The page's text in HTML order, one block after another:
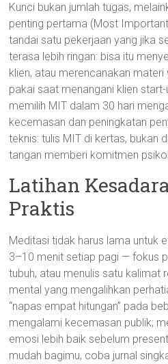
Kunci bukan jumlah tugas,
penting pertama (Most
tandai satu pekerjaan yang jika
terasa lebih ringan: bisa itu
klien, atau merencanakan
pakai saat menangani klien
memilih MIT dalam 30 hari
kecemasan dan peningkatan
teknis: tulis MIT di kertas, bukan
tangan memberi komitmen
Latihan
Praktis
Meditasi tidak harus lama untuk
3–10 menit setiap pagi — fokus
tubuh, atau menulis satu
mental yang mengalihkan
“napas empat hitungan” pada
mengalami kecemasan publik;
emosi lebih baik sebelum
mudah bagimu, coba jurnal